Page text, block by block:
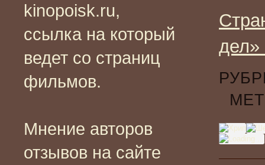
kinopoisk.ru,
ссылка на который
ведет со страниц
фильмов.
Мнение авторов
отзывов на сайте